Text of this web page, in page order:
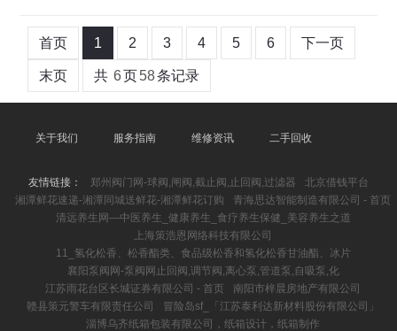
首页 1 2 3 4 5 6 下一页
末页 共 6页58条记录
关于我们 服务指南 维修资讯 二手回收
友情链接： 郑州阀门网-球阀,闸阀,截止阀,止回阀,过滤器
北京借钱平台
湘潭鲜花速递-湘潭同城送鲜花-湘潭鲜花订购
青海思达智能制造有限公司 - 首页
清远养生网—中医养生_健康养生_食疗养生保健_美容养生之道
上海策浩恩网络科技有限公司
11_氢化松香、松香酯类、食品级松香和氢化松香甘油酯、冰片
襄阳泵阀网-泵阀网止回阀,调节阀,离心泵,管道泵,自吸泵,化
江苏雨花台区长城证券有限公司 - 首页
南阳市梓晨房地产有限公司
赣县策元警车有限责任公司
冒险岛sf_「江苏泰利达新材料股份有限公司」
淄博乌齐纸箱包装有限公司，纸箱设计，纸箱制作